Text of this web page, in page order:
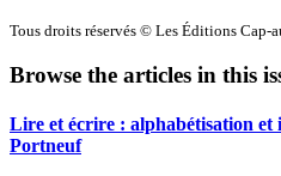
Tous droits réservés © Les Éditions Cap-
Browse the articles in this
Lire et écrire : alphabétisation et
Portneuf